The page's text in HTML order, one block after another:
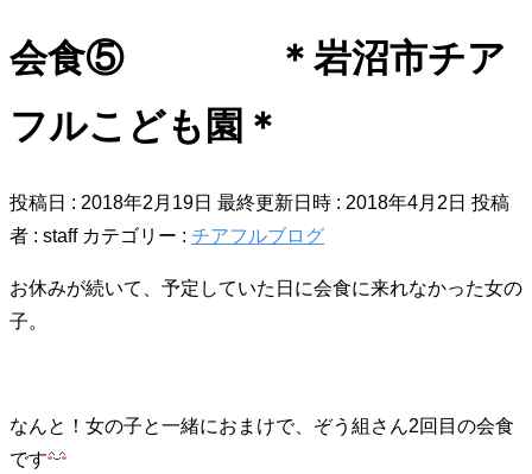
会食⑤ ＊岩沼市チア
フルこども園＊
投稿日 : 2018年2月19日 最終更新日時 : 2018年4月2日 投稿
者 : staff カテゴリー : チアフルブログ
お休みが続いて、予定していた日に会食に来れなかった女の
子。
なんと！女の子と一緒におまけで、ぞう組さん2回目の会食
です